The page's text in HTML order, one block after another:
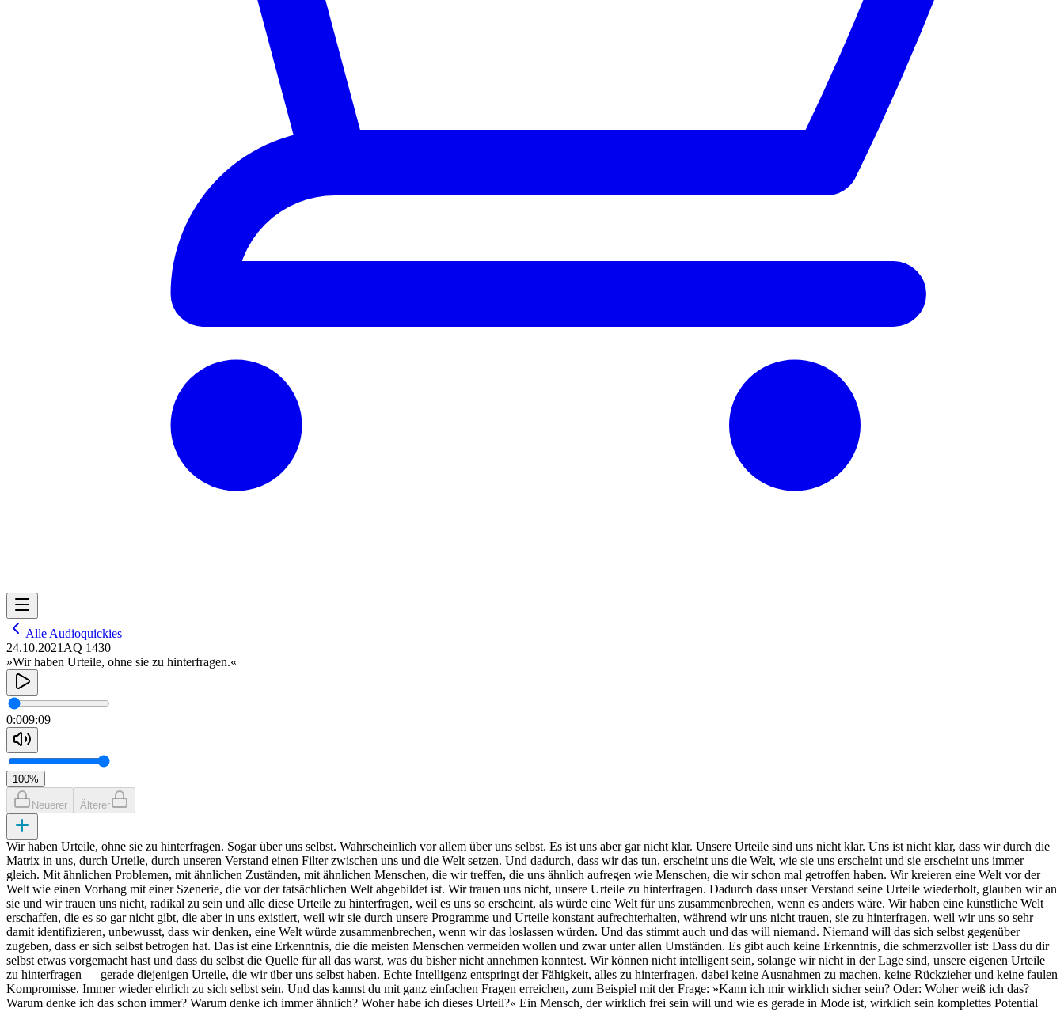
Alle Audioquickies
24.10.2021 AQ 1430
»Wir haben Urteile, ohne sie zu hinterfragen.«
0:009:09
100%
Neuerer Älterer
Wir haben Urteile, ohne sie zu hinterfragen. Sogar über uns selbst. Wahrscheinlich vor allem über uns selbst. Es ist uns aber gar nicht klar. Unsere Urteile sind uns nicht klar. Uns ist nicht klar, dass wir durch die
Matrix in uns, durch Urteile, durch unseren Verstand einen Filter zwischen uns und die Welt setzen. Und dadurch, dass wir das tun, erscheint uns die Welt, wie sie uns erscheint und sie erscheint uns immer
gleich. Mit ähnlichen Problemen, mit ähnlichen Zuständen, mit ähnlichen Menschen, die wir treffen, die uns ähnlich aufregen wie Menschen, die wir schon mal getroffen haben. Wir kreieren eine Welt vor der
Welt wie einen Vorhang mit einer Szenerie, die vor der tatsächlichen Welt abgebildet ist. Wir trauen uns nicht, unsere Urteile zu hinterfragen. Dadurch dass unser Verstand seine Urteile wiederholt, glauben wir an
sie und wir trauen uns nicht, radikal zu sein und alle diese Urteile zu hinterfragen, weil es uns so erscheint, als würde eine Welt für uns zusammenbrechen, wenn es anders wäre. Wir haben eine künstliche Welt
erschaffen, die es so gar nicht gibt, die aber in uns existiert, weil wir sie durch unsere Programme und Urteile konstant aufrechterhalten, während wir uns nicht trauen, sie zu hinterfragen, weil wir uns so sehr
damit identifizieren, unbewusst, dass wir denken, eine Welt würde zusammenbrechen, wenn wir das loslassen würden. Und das stimmt auch und das will niemand. Niemand will das sich selbst gegenüber
zugeben, dass er sich selbst betrogen hat. Das ist eine Erkenntnis, die die meisten Menschen vermeiden wollen und zwar unter allen Umständen. Es gibt auch keine Erkenntnis, die schmerzvoller ist: Dass du dir
selbst etwas vorgemacht hast und dass du selbst die Quelle für all das warst, was du bisher nicht annehmen konntest. Wir können nicht intelligent sein, solange wir nicht in der Lage sind, unsere eigenen Urteile
zu hinterfragen — gerade diejenigen Urteile, die wir über uns selbst haben. Echte Intelligenz entspringt der Fähigkeit, alles zu hinterfragen, dabei keine Ausnahmen zu machen, keine Rückzieher und keine faulen
Kompromisse. Immer wieder ehrlich zu sich selbst sein. Und das kannst du mit ganz einfachen Fragen erreichen, zum Beispiel mit der Frage: »Kann ich mir wirklich sicher sein? Oder: Woher weiß ich das?
Warum denke ich das schon immer? Warum denke ich immer ähnlich? Woher habe ich dieses Urteil?« Ein Mensch, der wirklich frei sein will und wie es gerade in Mode ist, wirklich sein komplettes Potential